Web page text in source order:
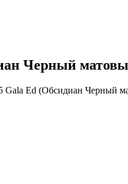
Черный
Gala Ed (Обсидиан Черный